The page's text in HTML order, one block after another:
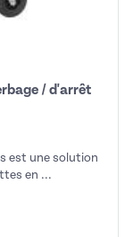
/ d'arrêt
est une solution
en ...